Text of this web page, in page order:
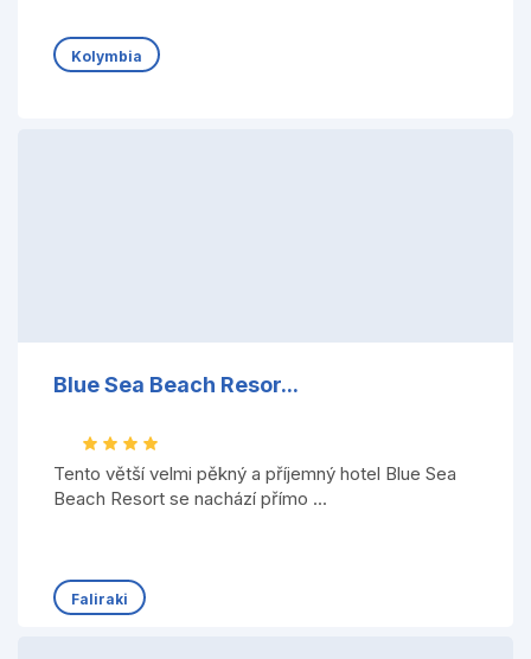
Kolymbia
Blue Sea Beach Resor...
Tento větší velmi pěkný a příjemný hotel Blue Sea
Beach Resort se nachází přímo ...
Faliraki